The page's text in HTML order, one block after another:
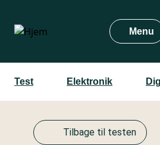
hovedindhold
Menu
Test Elektronik
Tilbage til testen